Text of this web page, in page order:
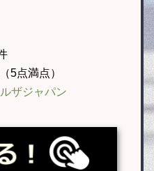
5点満点）
ザジャパン